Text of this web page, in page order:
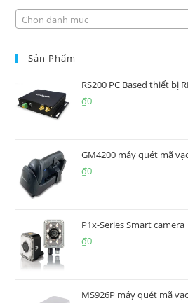
Chọn danh mục
Sản Phẩm
RS200 PC Based thiết bị
₫0
GM4200 máy quét mã
₫0
P1x-Series Smart camera
₫0
MS926P máy quét mã